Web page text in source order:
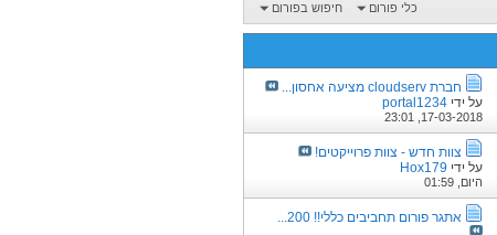
כלי פורום חיפוש בפורום
חברת cloudserv מציעה אחסון...
על ידי portal1234
17-03-2018,
23:01
צוות חדש - צוות פרוייקטים!
על ידי Hox179
היום, 01:59
אתגר פורום תחביבים כללי!! 200...